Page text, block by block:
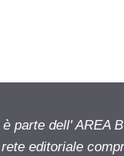
parte dell' AREA
editoriale